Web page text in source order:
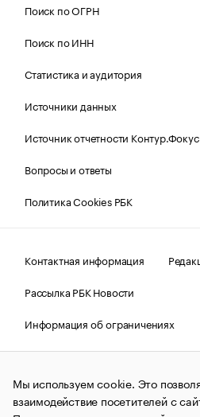
Поиск по ОГРН
Поиск по ИНН
Статистика и аудитория
Источники данных
Источник отчетности Контур.Фокус
Вопросы и ответы
Политика Cookies РБК
Контактная информация
Рассылка РБК Новости
Информация об ограничениях
Правовая информация
О
© АО «РОСБИЗНЕСКОНСАЛТИНГ»,
и материалы информационного
(зарегистрировано Федеральной
Мы используем cookie. Это
взаимодействие посетителей с